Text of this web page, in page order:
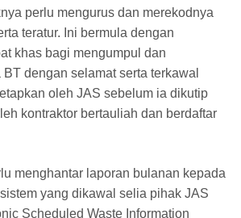
perlu mengurus dan merekodnya
teratur. Ini bermula dengan
khas bagi mengumpul dan
dengan selamat serta terkawal
oleh JAS sebelum ia dikutip
kontraktor bertauliah dan berdaftar
menghantar laporan bulanan kepada
yang dikawal selia pihak JAS
Scheduled Waste Information